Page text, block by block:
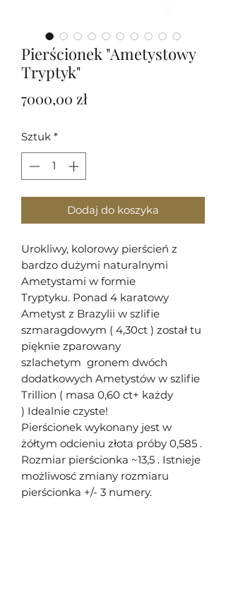
Pierścionek "Ametystowy
Tryptyk"
7000,00 złCena
Sztuk *
Dodaj do koszyka
Urokliwy, kolorowy pierścień z
bardzo dużymi naturalnymi
Ametystami w formie
Tryptyku. Ponad 4 karatowy
Ametyst z Brazylii w szlifie
szmaragdowym ( 4,30ct ) został tu
pięknie zparowany
szlachetym gronem dwóch
dodatkowych Ametystów w szlifie
Trillion ( masa 0,60 ct+ każdy
) Idealnie czyste!
Pierścionek wykonany jest w
żółtym odcieniu złota próby 0,585 .
Rozmiar pierścionka ~13,5 . Istnieje
możliwosć zmiany rozmiaru
pierścionka +/- 3 numery.